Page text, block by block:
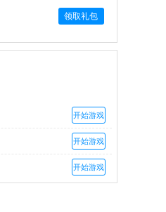
领取礼包
开始游戏
开始游戏
开始游戏